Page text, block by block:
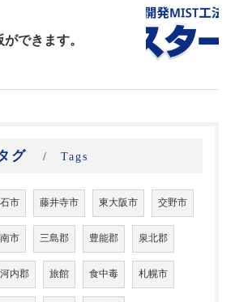
できます。
グ Tags
市 藤井寺市 東大阪市 交野市
市 三島郡 豊能郡 泉北郡
内郡 旅館 食中毒 札幌市